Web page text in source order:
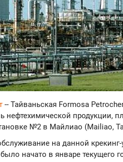
-- Тайваньская Formosa
нефтехимической продукции,
№2 в Майлиао (Mailiao,
на данной
начато в январе текущего